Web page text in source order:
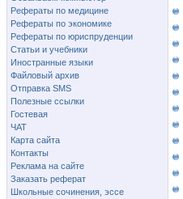
Рефераты по медицине
Рефераты по экономике
Рефераты по юриспруденции
Статьи и учебники
Иностранные языки
Файловый архив
Отправка SMS
Полезные ссылки
Гостевая
ЧАТ
Карта сайта
Контакты
Реклама на сайте
Заказать реферат
Школьные сочинения, эссе